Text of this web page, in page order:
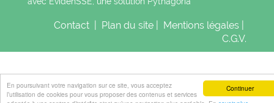
Continuer
En poursuivant votre navigation sur ce site, vous acceptez
l’utilisation de cookies pour vous proposer des contenus et services
Contact Plan du site Mentions légales
C.G.V.